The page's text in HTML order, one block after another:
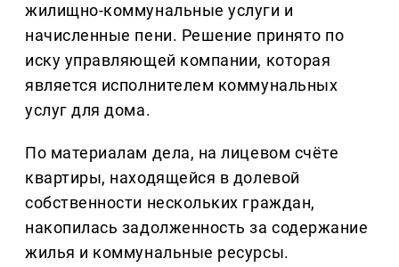
жилищно-коммунальные услуги и
начисленные пени. Решение принято по
иску управляющей компании, которая
является исполнителем коммунальных
услуг для дома.
По материалам дела, на лицевом счёте
квартиры, находящейся в долевой
собственности нескольких граждан,
накопилась задолженность за содержание
жилья и коммунальные ресурсы.